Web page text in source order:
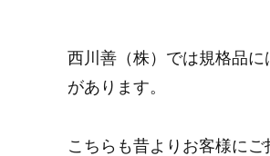
西川善（株）では規格品に
があります。
こちらも昔よりお客様にご